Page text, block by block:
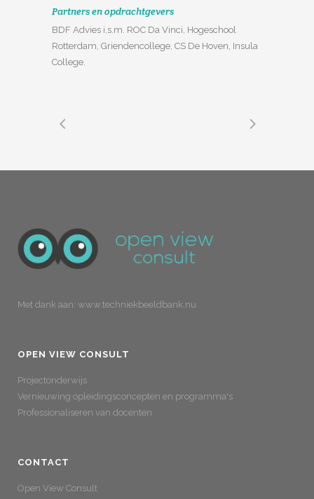
Partners en opdrachtgevers
BDF Advies i.s.m. ROC Da Vinci, Hogeschool
Rotterdam, Griendencollege, CS De Hoven, Insula
College.
Met dank aan: www.techniekbeeldbank.nu
OPEN VIEW CONSULT
Projectonderwijs
Vernieuwing opleidingsconcepten en programma's
Professionaliseren van docenten
CONTACT
Open View Consult